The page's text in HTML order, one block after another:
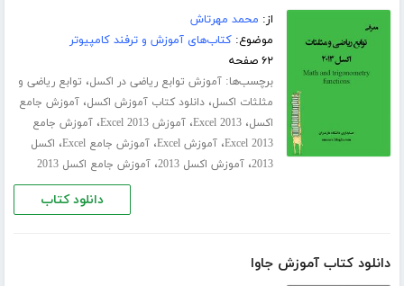
از: محمد مهرتاش
موضوع:کتاب‌های آموزش و ترفند کامپیوتر
۶۲ صفحه
برچسب‌ها:آموزش توابع ریاضی در اکسل، توابع ریاضی و
مثلثات اکسل،دانلود کتاب آموزش اکسل،آموزش جامع
اکسل،Excel 2013،آموزش Excel 2013 ،آموزش جامع
Excel 2013،آموزش Excel ،آموزش جامع Excel ، اکسل
2013،آموزش اکسل 2013 ،آموزش جامع اکسل 2013
دانلود کتاب
دانلود کتاب آموزش جاوا